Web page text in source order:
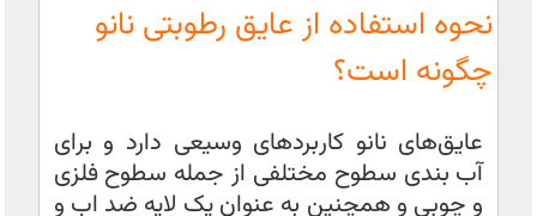
نحوه استفاده از عایق رطوبتی نانو
چگونه است؟
عایق‌های نانو کاربردهای وسیعی دارد و برای
آب بندی سطوح مختلفی از جمله سطوح فلزی
و چوبی و همچنین به عنوان یک لایه ضد اب و